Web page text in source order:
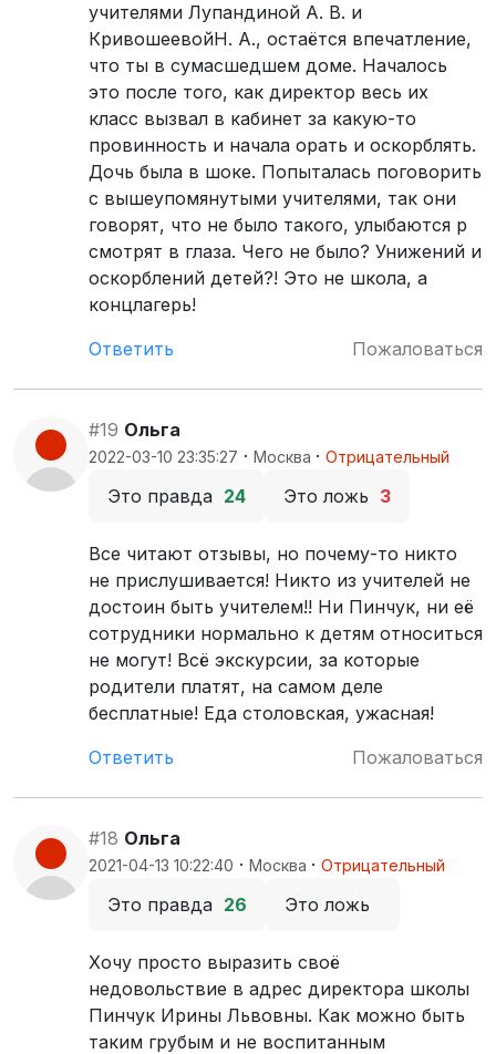
учителями Лупандиной А. В. и
КривошеевойН. А., остаётся впечатление,
что ты в сумасшедшем доме. Началось
это после того, как директор весь их
класс вызвал в кабинет за какую-то
провинность и начала орать и оскорблять.
Дочь была в шоке. Попыталась поговорить
с вышеупомянутыми учителями, так они
говорят, что не было такого, улыбаются р
смотрят в глаза. Чего не было? Унижений и
оскорблений детей?! Это не школа, а
концлагерь!
Ответить
Пожаловаться
#19 Ольга
2022-03-10 23:35:27 · Москва · Отрицательный
Это правда 24 Это ложь 3
Все читают отзывы, но почему-то никто
не прислушивается! Никто из учителей не
достоин быть учителем!! Ни Пинчук, ни её
сотрудники нормально к детям относиться
не могут! Всё экскурсии, за которые
родители платят, на самом деле
бесплатные! Еда столовская, ужасная!
Ответить
Пожаловаться
#18 Ольга
2021-04-13 10:22:40 · Москва · Отрицательный
Это правда 26 Это ложь
Хочу просто выразить своё
недовольствие в адрес директора школы
Пинчук Ирины Львовны. Как можно быть
таким грубым и не воспитанным